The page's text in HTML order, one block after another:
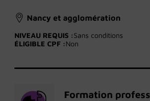
Nancy et agglomération
NIVEAU REQUIS :Sans conditions
ÉLIGIBLE CPF :Non
Formation